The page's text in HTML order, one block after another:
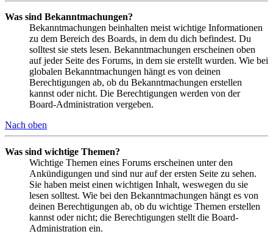
Was sind Bekanntmachungen?
Bekanntmachungen beinhalten meist wichtige Informationen
zu dem Bereich des Boards, in dem du dich befindest. Du
solltest sie stets lesen. Bekanntmachungen erscheinen oben
auf jeder Seite des Forums, in dem sie erstellt wurden. Wie bei
globalen Bekanntmachungen hängt es von deinen
Berechtigungen ab, ob du Bekanntmachungen erstellen
kannst oder nicht. Die Berechtigungen werden von der
Board-Administration vergeben.
Nach oben
Was sind wichtige Themen?
Wichtige Themen eines Forums erscheinen unter den
Ankündigungen und sind nur auf der ersten Seite zu sehen.
Sie haben meist einen wichtigen Inhalt, weswegen du sie
lesen solltest. Wie bei den Bekanntmachungen hängt es von
deinen Berechtigungen ab, ob du wichtige Themen erstellen
kannst oder nicht; die Berechtigungen stellt die Board-
Administration ein.